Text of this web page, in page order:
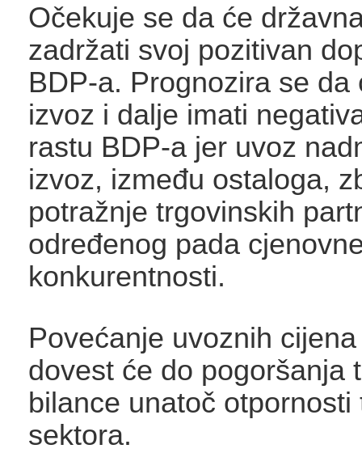
Očekuje se da će
zadržati svoj pozitivan
BDP-a. Prognozira se da
izvoz i dalje imati
rastu BDP-a jer uvoz
izvoz, između ostaloga,
potražnje trgovinskih
određenog pada
konkurentnosti.
Povećanje uvoznih
dovest će do pogoršanja
bilance unatoč otpornosti
sektora.